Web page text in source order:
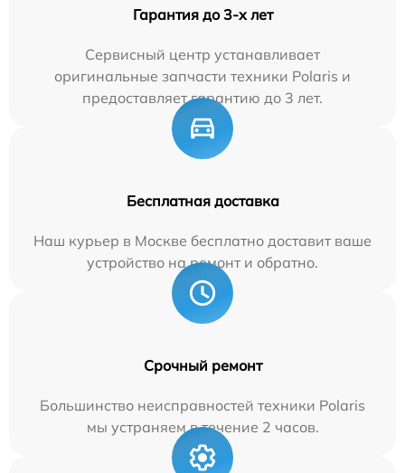
Гарантия до 3-х лет
Сервисный центр устанавливает
оригинальные запчасти техники Polaris и
предоставляет гарантию до 3 лет.
Бесплатная доставка
Наш курьер в Москве бесплатно доставит ваше
устройство на ремонт и обратно.
Срочный ремонт
Большинство неисправностей техники Polaris
мы устраняем в течение 2 часов.